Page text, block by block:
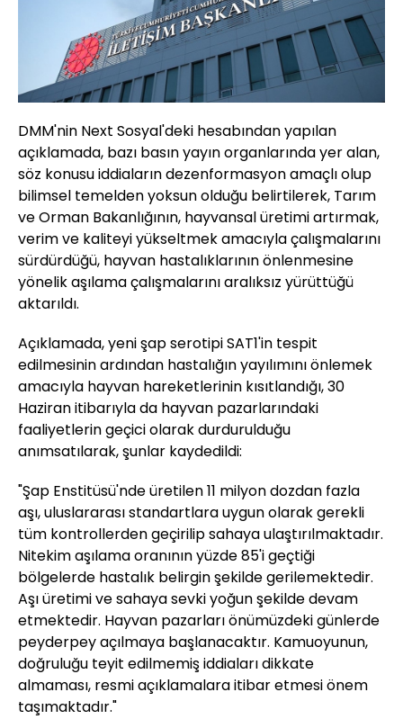
DMM'nin Next Sosyal'deki hesabından yapılan
açıklamada, bazı basın yayın organlarında yer alan,
söz konusu iddiaların dezenformasyon amaçlı olup
bilimsel temelden yoksun olduğu belirtilerek, Tarım
ve Orman Bakanlığının, hayvansal üretimi artırmak,
verim ve kaliteyi yükseltmek amacıyla çalışmalarını
sürdürdüğü, hayvan hastalıklarının önlenmesine
yönelik aşılama çalışmalarını aralıksız yürüttüğü
aktarıldı.
Açıklamada, yeni şap serotipi SAT1'in tespit
edilmesinin ardından hastalığın yayılımını önlemek
amacıyla hayvan hareketlerinin kısıtlandığı, 30
Haziran itibarıyla da hayvan pazarlarındaki
faaliyetlerin geçici olarak durdurulduğu
anımsatılarak, şunlar kaydedildi:
"Şap Enstitüsü'nde üretilen 11 milyon dozdan fazla
aşı, uluslararası standartlara uygun olarak gerekli
tüm kontrollerden geçirilip sahaya ulaştırılmaktadır.
Nitekim aşılama oranının yüzde 85'i geçtiği
bölgelerde hastalık belirgin şekilde gerilemektedir.
Aşı üretimi ve sahaya sevki yoğun şekilde devam
etmektedir. Hayvan pazarları önümüzdeki günlerde
peyderpey açılmaya başlanacaktır. Kamuoyunun,
doğruluğu teyit edilmemiş iddiaları dikkate
almaması, resmi açıklamalara itibar etmesi önem
taşımaktadır."